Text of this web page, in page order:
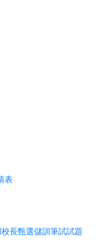
表
長甄選儲訓筆試試題